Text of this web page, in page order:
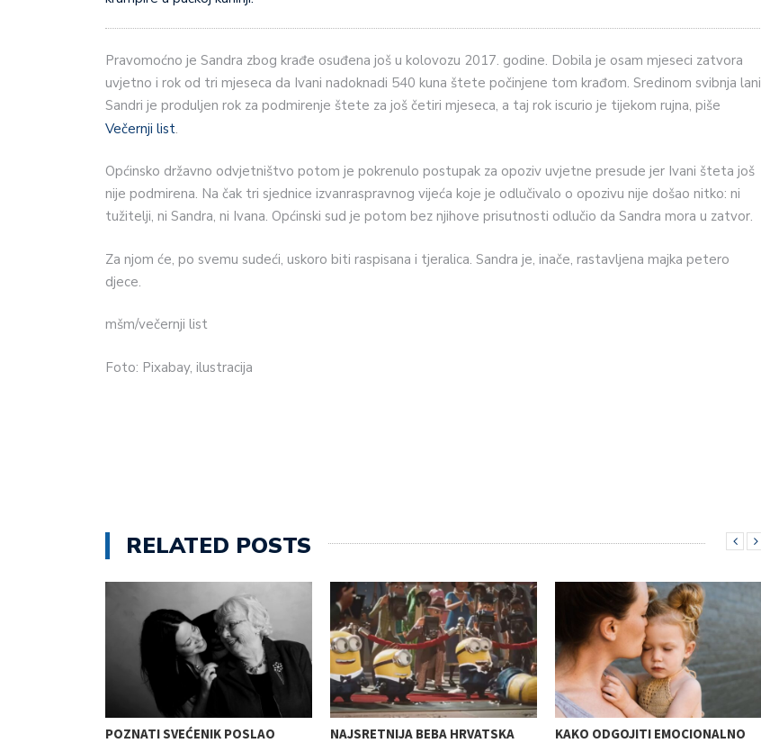
Pravomoćno je Sandra zbog krađe osuđena još u kolovozu 2017. godine. Dobila je osam mjeseci zatvora
uvjetno i rok od tri mjeseca da Ivani nadoknadi 540 kuna štete počinjene tom krađom. Sredinom svibnja lani
Sandri je produljen rok za podmirenje štete za još četiri mjeseca, a taj rok iscurio je tijekom rujna, piše
Večernji list.
Općinsko državno odvjetništvo potom je pokrenulo postupak za opoziv uvjetne presude jer Ivani šteta još
nije podmirena. Na čak tri sjednice izvanraspravnog vijeća koje je odlučivalo o opozivu nije došao nitko: ni
tužitelji, ni Sandra, ni Ivana. Općinski sud je potom bez njihove prisutnosti odlučio da Sandra mora u zatvor.
Za njom će, po svemu sudeći, uskoro biti raspisana i tjeralica. Sandra je, inače, rastavljena majka petero
djece.
mšm/večernji list
Foto: Pixabay, ilustracija
RELATED POSTS
POZNATI SVEĆENIK POSLAO
NAJSRETNIJA BEBA HRVATSKA
KAKO ODGOJITI EMOCIONALNO